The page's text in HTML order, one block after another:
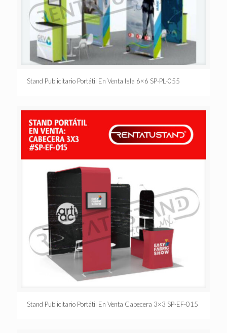
Stand Publicitario Portátil En Venta Isla 6×6 SP-PL-055
Stand Publicitario Portátil En Venta Cabecera 3×3 SP-EF-015